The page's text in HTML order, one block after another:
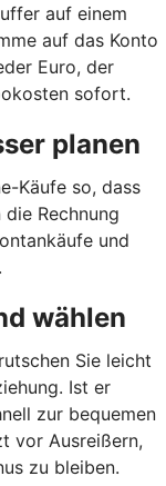
auf einem
auf das Konto
Euro, der
sofort.
planen
Käufe so, dass
Rechnung
und
wählen
Sie leicht
Ist er
zur bequemen
vor Ausreißern,
zu bleiben.